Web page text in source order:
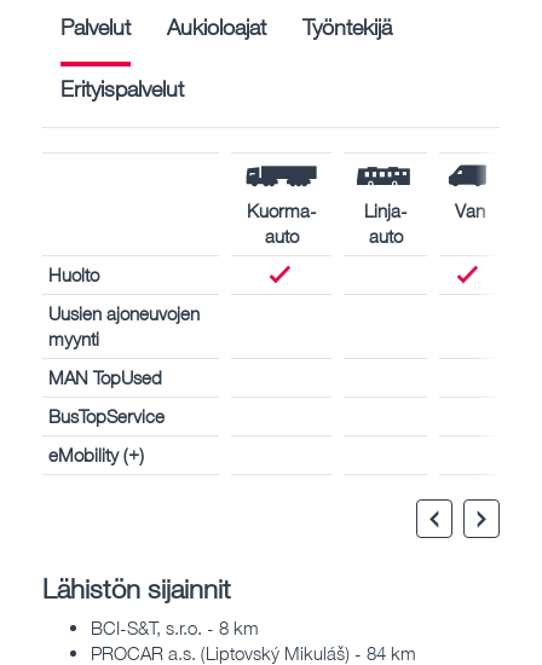
Palvelut Aukioloajat Työntekijä
Erityispalvelut
Kuorma-
auto
Linja-
auto
Van
Huolto
Uusien ajoneuvojen
myynti
MAN TopUsed
BusTopService
eMobility (+)
Lähistön sijainnit
BCI-S&T, s.r.o. - 8 km
PROCAR a.s. (Liptovský Mikuláš) - 84 km